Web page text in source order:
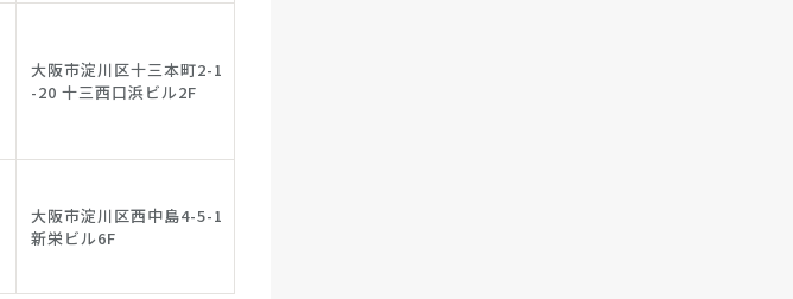
大阪市淀川区十三本町2-1
-20 十三西口浜ビル2F
大阪市淀川区西中島4-5-1
新栄ビル6F